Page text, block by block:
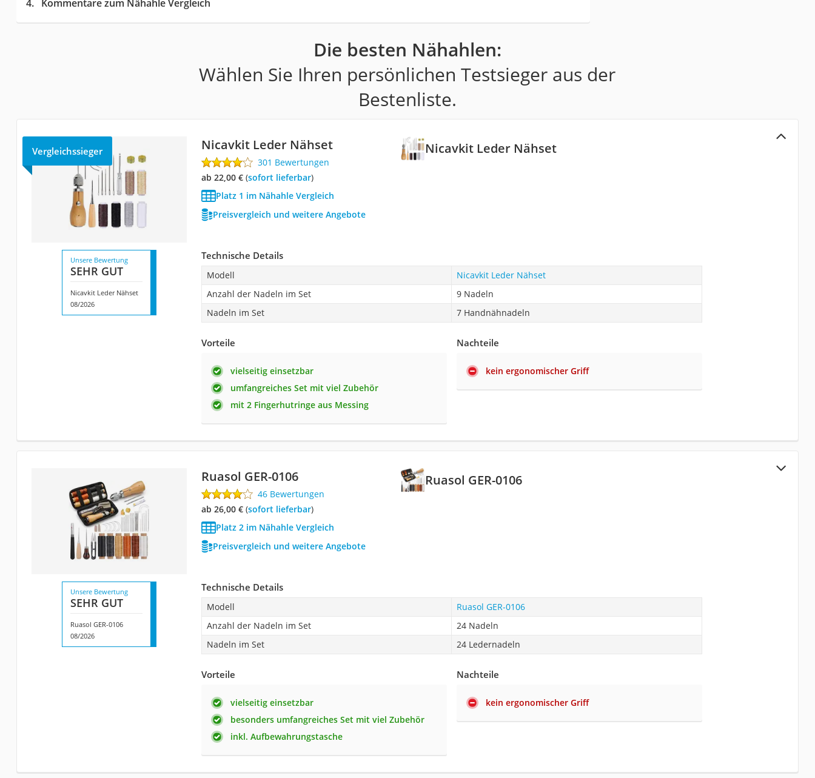
Kommentare zum Nähahle Vergleich
Die besten Nähahlen:
Wählen Sie Ihren persönlichen Testsieger aus der
Bestenliste.
Nicavkit Leder Nähset
Vergleichssieger Nicavkit Leder Nähset
301 Bewertungen
ab 22,00 €( Sofort lieferbar)
Platz 1 im Nähahle Vergleich
Preisvergleich und weitere Angebote
Unsere Bewertung
SEHR GUT
Nicavkit Leder Nähset
08/2026
Technische Details
Modell
Nicavkit Leder Nähset
Anzahl der Nadeln im Set
9 Nadeln
Nadeln im Set
7 Handnähnadeln
Vorteile
vielseitig einsetzbar
umfangreiches Set mit viel Zubehör
mit 2 Fingerhutringe aus Messing
Nachteile
kein ergonomischer Griff
Ruasol GER-0106
Ruasol GER-0106
46 Bewertungen
ab 26,00 €( Sofort lieferbar)
Platz 2 im Nähahle Vergleich
Preisvergleich und weitere Angebote
Unsere Bewertung
SEHR GUT
Ruasol GER-0106
08/2026
Technische Details
Modell
Ruasol GER-0106
Anzahl der Nadeln im Set
24 Nadeln
Nadeln im Set
24 Ledernadeln
Vorteile
vielseitig einsetzbar
besonders umfangreiches Set mit viel Zubehör
inkl. Aufbewahrungstasche
Nachteile
kein ergonomischer Griff